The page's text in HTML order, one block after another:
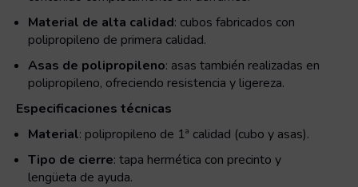
Material de alta calidad: cubos fabricados con
polipropileno de primera calidad.
Asas de polipropileno: asas también realizadas en
polipropileno, ofreciendo resistencia y ligereza.
Especificaciones técnicas
Material: polipropileno de 1ª calidad (cubo y asas).
Tipo de cierre: tapa hermética con precinto y
lengüeta de ayuda.